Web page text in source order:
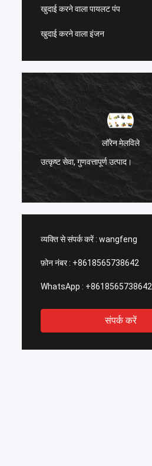
खुदाई करने वाला पायलट पंप
खुदाई करने वाला इंजन
लॉरेन मेलविले
उत्कृष्ट सेवा, गुणवत्तापूर्ण उत्पाद।
व्यक्ति से संपर्क करें : wangfeng
फ़ोन नंबर : +8618565738642
WhatsApp : +8618565738642
संपर्क करें